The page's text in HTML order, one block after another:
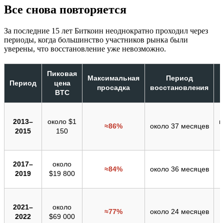
Все снова повторяется
За последние 15 лет Биткоин неоднократно проходил через
периоды, когда большинство участников рынка были
уверены, что восстановление уже невозможно.
Период
Пиковая
цена
BTC
Максимальная
просадка
Период
восстановления
2013–
2015
около $1
150
≈86% около 37 месяцев
2017–
2019
около
$19 800
≈84% около 36 месяцев
2021–
2022
около
$69 000
≈77% около 24 месяцев